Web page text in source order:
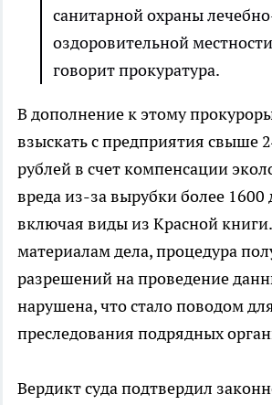
санитарной охраны
оздоровительной
говорит прокуратура.
В дополнение к этому
взыскать с предприятия свыше
рублей в счет компенсации
вреда из-за вырубки более 1600
включая виды из Красной
материалам дела, процедура
разрешений на проведение
нарушена, что стало поводом
преследования подрядных
Вердикт суда подтвердил